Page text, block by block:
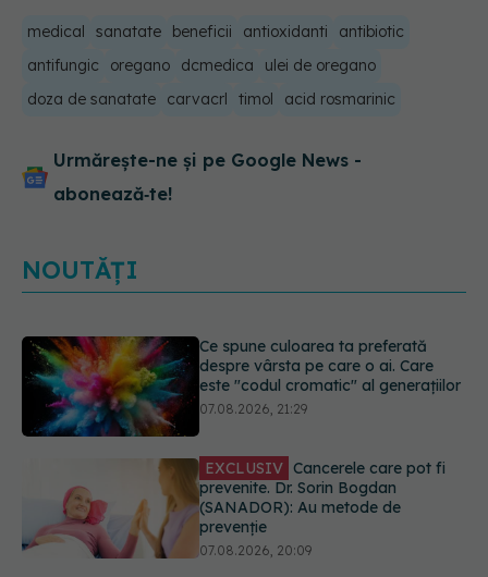
medical sanatate beneficii antioxidanti
antibiotic
antifungic
oregano dcmedica
ulei de oregano
doza de sanatate
carvacrl timol acid rosmarinic
Urmărește-ne și pe Google News -
abonează‑te!
NOUTĂȚI
EXCLUSIV Cancerele care pot fi
prevenite. Dr. Sorin Bogdan
(SANADOR): Au metode de
prevenție
Testul din deget care ar putea
indica riscul pentru 8 boli majore
07.08.2026, 18:34